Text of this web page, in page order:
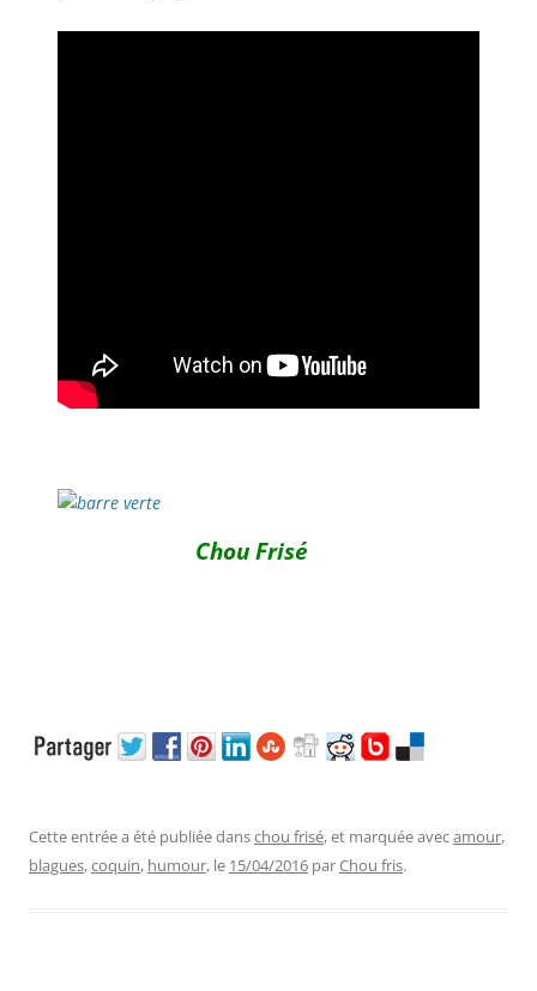
Chou Frisé
Cette entrée a été publiée danschou frisé, et marquée avecamour,
blagues,coquin, humour, le 15/04/2016 parChou fris.